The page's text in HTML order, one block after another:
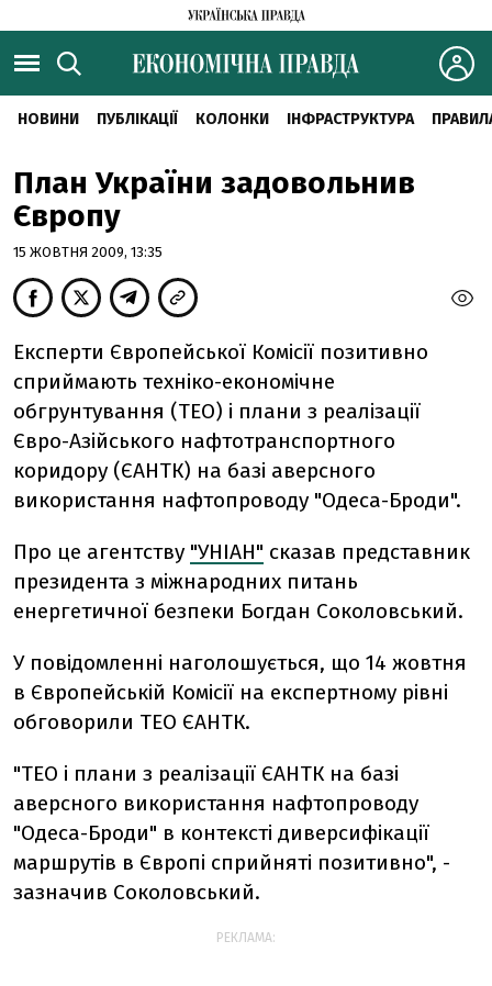
НОВИНИ ПУБЛІКАЦІЇ КОЛОНКИ ІНФРАСТРУКТУРА
План України задовольнив
Європу
15 ЖОВТНЯ 2009, 13:35
Експерти Європейської Комісії позитивно
сприймають техніко-економічне
обгрунтування (ТЕО) і плани з реалізації
Євро-Азійського нафтотранспортного
коридору (ЄАНТК) на базі аверсного
використання нафтопроводу "Одеса-Броди".
Про це агентству "УНІАН" сказав представник
президента з міжнародних питань
енергетичної безпеки Богдан Соколовський.
У повідомленні наголошується, що 14 жовтня
в Європейській Комісії на експертному рівні
обговорили ТЕО ЄАНТК.
"ТЕО і плани з реалізації ЄАНТК на базі
аверсного використання нафтопроводу
"Одеса-Броди" в контексті диверсифікації
маршрутів в Європі сприйняті позитивно", -
зазначив Соколовський.
РЕКЛАМА: